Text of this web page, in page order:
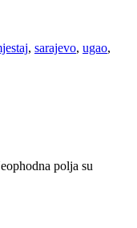
, sarajevo, ugao,
polja su